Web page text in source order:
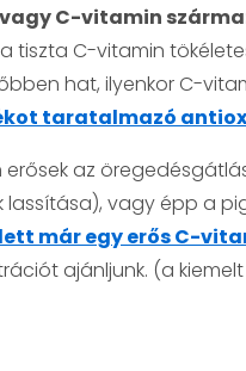
C-vitamin
tiszta C-vitamin
hat, ilyenkor C-
taratalmazó
az
vagy épp a
már egy erős C-
ajánljunk. (a